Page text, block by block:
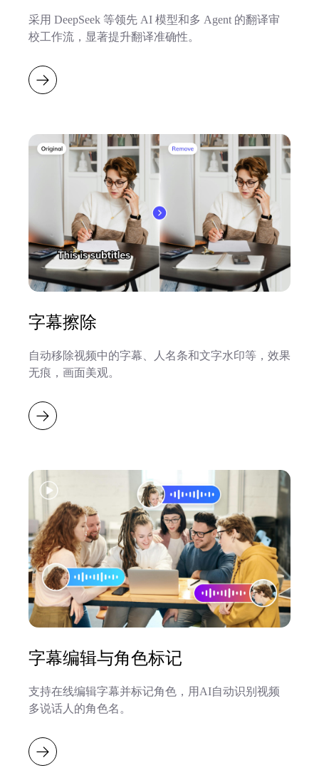
采用 DeepSeek 等领先 AI 模型和多 Agent 的翻译审
校工作流，显著提升翻译准确性。
字幕擦除
自动移除视频中的字幕、人名条和文字水印等，效果
无痕，画面美观。
字幕编辑与角色标记
支持在线编辑字幕并标记角色，用AI自动识别视频
多说话人的角色名。